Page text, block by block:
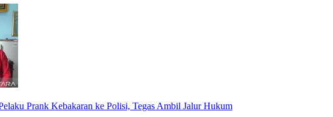
Prank Kebakaran ke Polisi, Tegas Ambil Jalur Hukum